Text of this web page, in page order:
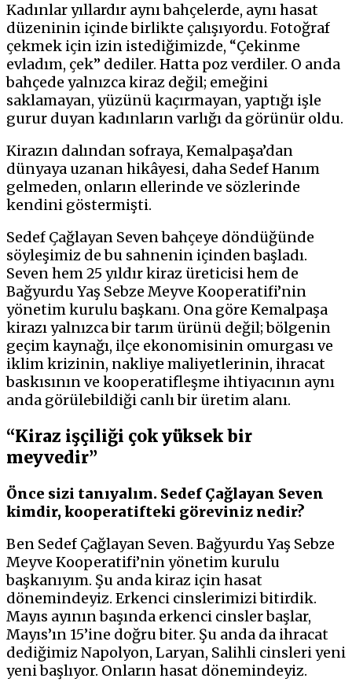
Kadınlar yıllardır aynı bahçelerde, aynı hasat
düzeninin içinde birlikte çalışıyordu. Fotoğraf
çekmek için izin istediğimizde, “Çekinme
evladım, çek” dediler. Hatta poz verdiler. O anda
bahçede yalnızca kiraz değil; emeğini
saklamayan, yüzünü kaçırmayan, yaptığı işle
gurur duyan kadınların varlığı da görünür oldu.
Kirazın dalından sofraya, Kemalpaşa’dan
dünyaya uzanan hikâyesi, daha Sedef Hanım
gelmeden, onların ellerinde ve sözlerinde
kendini göstermişti.
Sedef Çağlayan Seven bahçeye döndüğünde
söyleşimiz de bu sahnenin içinden başladı.
Seven hem 25 yıldır kiraz üreticisi hem de
Bağyurdu Yaş Sebze Meyve Kooperatifi’nin
yönetim kurulu başkanı. Ona göre Kemalpaşa
kirazı yalnızca bir tarım ürünü değil; bölgenin
geçim kaynağı, ilçe ekonomisinin omurgası ve
iklim krizinin, nakliye maliyetlerinin, ihracat
baskısının ve kooperatifleşme ihtiyacının aynı
anda görülebildiği canlı bir üretim alanı.
“Kiraz işçiliği çok yüksek bir
meyvedir”
Önce sizi tanıyalım. Sedef Çağlayan Seven
kimdir, kooperatifteki göreviniz nedir?
Ben Sedef Çağlayan Seven. Bağyurdu Yaş Sebze
Meyve Kooperatifi’nin yönetim kurulu
başkanıyım. Şu anda kiraz için hasat
dönemindeyiz. Erkenci cinslerimizi bitirdik.
Mayıs ayının başında erkenci cinsler başlar,
Mayıs’ın 15’ine doğru biter. Şu anda da ihracat
dediğimiz Napolyon, Laryan, Salihli cinsleri yeni
yeni başlıyor. Onların hasat dönemindeyiz.